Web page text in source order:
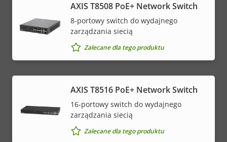
AXIS T8508 PoE+ Network Switch
8-portowy switch do wydajnego
zarządzania siecią
Zalecane dla tego produktu
AXIS T8516 PoE+ Network Switch
16-portowy switch do wydajnego
zarządzania siecią
Zalecane dla tego produktu